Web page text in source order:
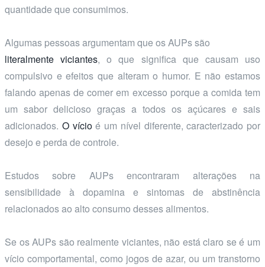
quantidade que consumimos.
Algumas pessoas argumentam que os AUPs são
literalmente viciantes, o que significa que causam uso
compulsivo e efeitos que alteram o humor. E não estamos
falando apenas de comer em excesso porque a comida tem
um sabor delicioso graças a todos os açúcares e sais
adicionados. O vícioé um nível diferente, caracterizado por
desejo e perda de controle.
Estudos sobre AUPs encontraram alterações na
sensibilidade à dopamina e sintomas de abstinência
relacionados ao alto consumo desses alimentos.
Se os AUPs são realmente viciantes, não está claro se é um
vício comportamental, como jogos de azar, ou um transtorno